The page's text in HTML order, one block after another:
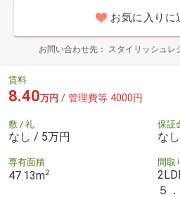
お気に入りに
お問い合わせ先 スタイリッシュ
賃料
8.40万円 / 管理費等 4000円
敷 / 礼
なし / 5万円
保証
なし
専有面積
47.13m2
間取
５